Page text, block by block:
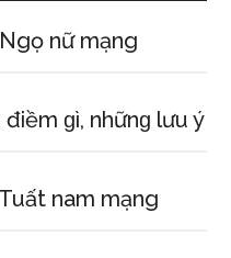
nữ mạng
ɡì, nhữnɡ lưu ý
nam mạng